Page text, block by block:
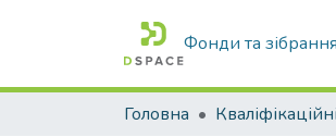
Фонди та зібрання
Головна